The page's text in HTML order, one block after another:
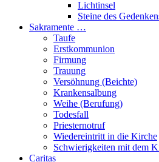
Lichtinsel
Steine des
Sakramente …
Taufe
Erstkommunion
Firmung
Trauung
Versöhnung (Beichte)
Krankensalbung
Weihe (Berufung)
Todesfall
Priesternotruf
Wiedereintritt in die Kirche
Schwierigkeiten mit dem
Caritas